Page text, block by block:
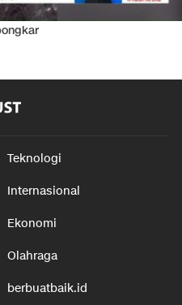
Teknologi
Internasional
Ekonomi
Olahraga
berbuatbaik.id